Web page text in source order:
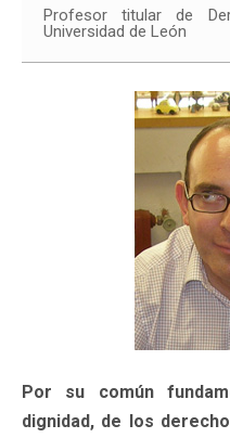
Profesor titular de
Universidad de León
Por su común
dignidad, de los